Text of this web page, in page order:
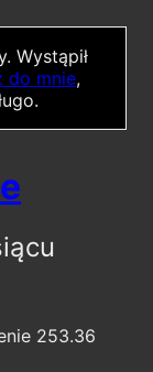
Wystąpił
do mnie,
253.36